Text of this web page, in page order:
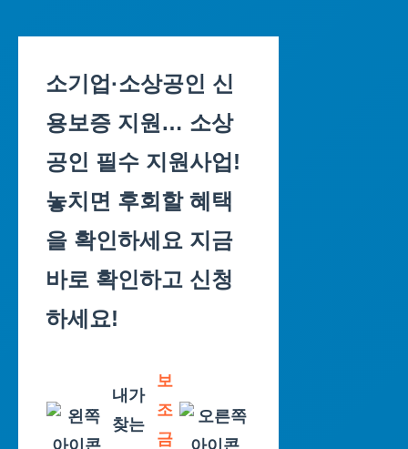
소기업·소상공인 신
용보증 지원… 소상
공인 필수 지원사업!
놓치면 후회할 혜택
을 확인하세요 지금
바로 확인하고 신청
하세요!
내가
찾는
보
조
금